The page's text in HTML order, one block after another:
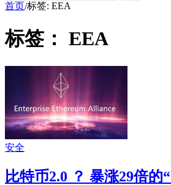
首页/标签: EEA
标签： EEA
安全
比特币2.0 ？ 暴涨29倍